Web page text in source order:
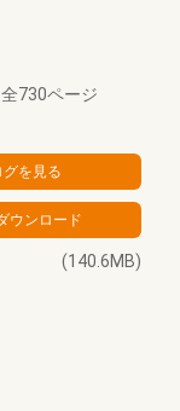
全730ページ
(140.6MB)